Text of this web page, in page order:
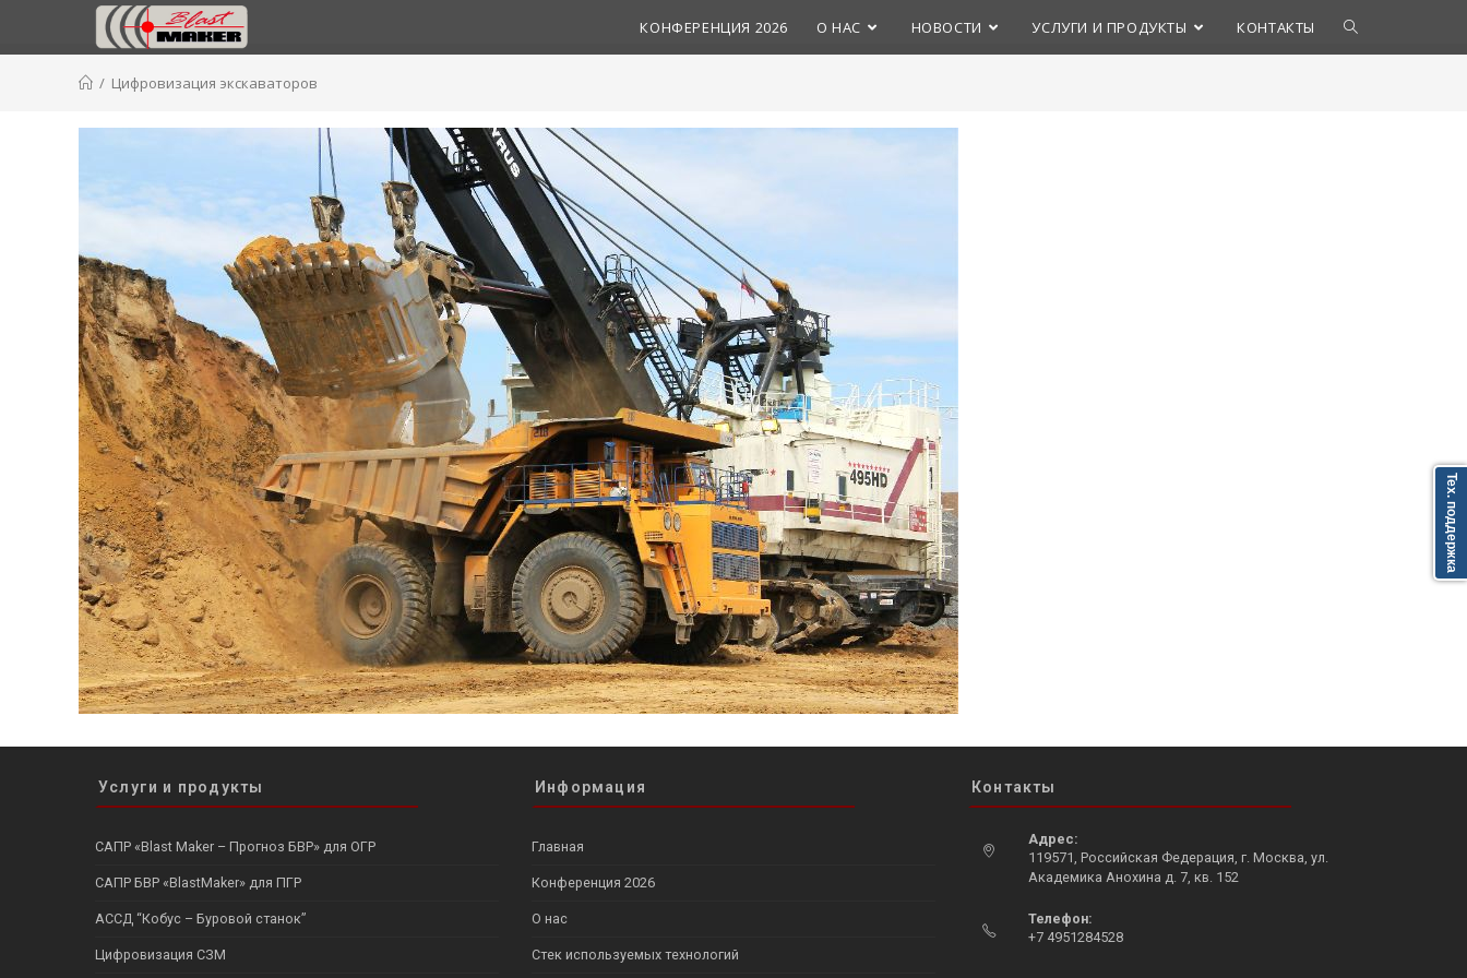
Перейти
КОНФЕРЕНЦИЯ 2026 О НАС НОВОСТИ УСЛУГИ И ПРОДУКТЫ КОНТАКТЫ Переключить
/ Цифровизация экскаваторов
Услуги и продукты
САПР «Blast Maker – Прогноз БВР» для ОГР
САПР БВР «BlastMaker» для ПГР
АССД “Кобус – Буровой станок”
Цифровизация СЗМ
Информация
Главная
Конференция 2026
О нас
Стек используемых технологий
Контакты
Адрес:
119571, Российская Федерация, г. Москва, ул.
Академика Анохина д. 7, кв. 152
in
a
Телефон:
+7 4951284528
Тех. поддержка